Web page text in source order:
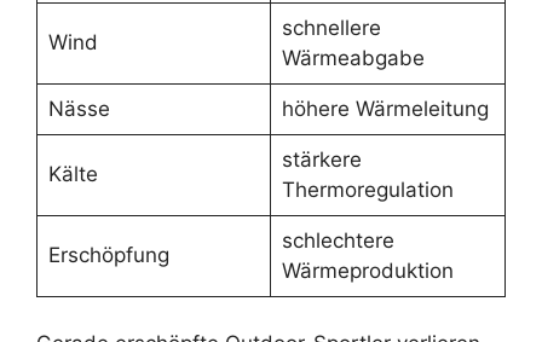
Wind
schnellere
Wärmeabgabe
Nässe höhere Wärmeleitung
Kälte
stärkere
Thermoregulation
Erschöpfung
schlechtere
Wärmeproduktion